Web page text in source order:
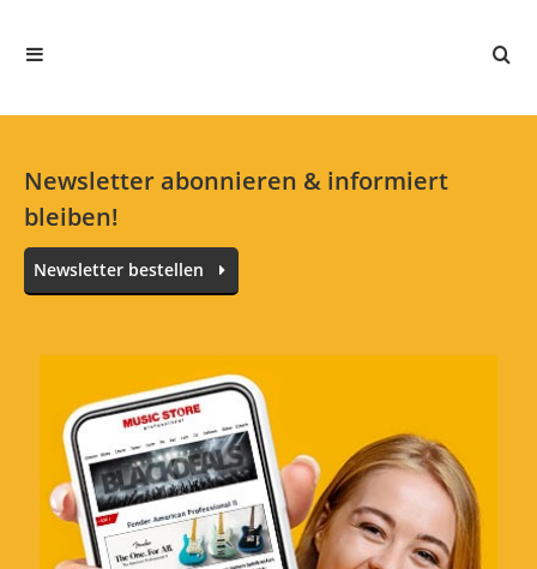
Newsletter abonnieren & informiert
bleiben!
Newsletter bestellen